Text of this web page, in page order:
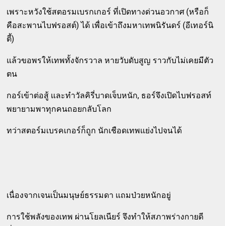
เพราะหวังใช้สตอรมเบรกเกอร์ ที่เปิดทางด่วนอวกาศ (หรือก็
คือสะพานไบฟรอสต์) ได้ เพื่อเข้าถึงมหาเทพนิรันดร์ (อีเทอร์นิ
ตี้)
แล้วขอพรให้เทพทั้งจักรวาล หายวับดับสูญ ราวกับไม่เคยมีตัว
ตน
กอร์เข้าต่อสู้ และทำวัลคิรี่บาดเจ็บหนัก, ธอร์จึงเปิดไบฟรอสท์
พยายามพาทุกคนถอยกลับโลก
ทว่าสตอร์มเบรคเกอร์ก็ถูก นักเชือดเทพแย่งไปจนได้
เนื่องจากเจนเป็นมนุษย์ธรรมดา แถมป่วยหนักอยู่
การใช้พลังของเทพ ผ่านโยลเนียร์ จึงทำให้สภาพร่างกายดี